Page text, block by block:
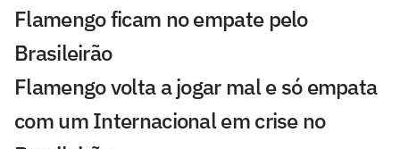
Flamengo ficam no empate pelo
Brasileirão
Flamengo volta a jogar mal e só empata
com um Internacional em crise no